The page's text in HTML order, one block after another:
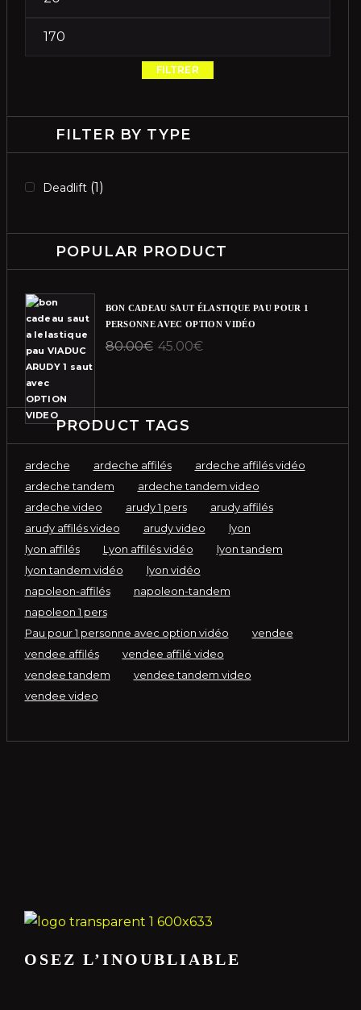
FILTRER
FILTER BY TYPE
Deadlift (1)
POPULAR PRODUCT
BON CADEAU SAUT ÉLASTIQUE PAU POUR 1
PERSONNE AVEC OPTION VIDÉO
80.00€ 45.00€
PRODUCT TAGS
ardeche ardeche affilés
ardeche affilés vidéo
ardeche tandem
ardeche tandem video
ardeche video
arudy 1 pers
arudy affilés
arudy affilés video
arudy video
lyon
lyon affilés
Lyon affilés vidéo
lyon tandem
lyon tandem vidéo
lyon vidéo
napoleon-affilés
napoleon-tandem
napoleon 1 pers
Pau pour 1 personne avec option vidéo
vendee
vendee affilés
vendee affilé video
vendee tandem
vendee tandem video
vendee video
OSEZ L’INOUBLIABLE